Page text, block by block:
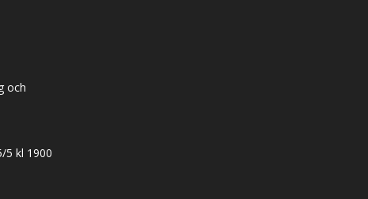
och
5 kl 1900